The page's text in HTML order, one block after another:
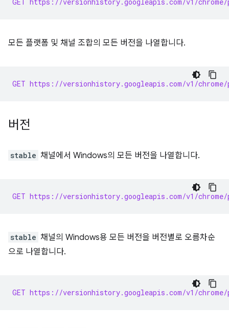
모든 플랫폼 및 채널 조합의 모든 버전을 나열합니다.
GET https://versionhistory.googleapis.com/v1/
버전
stable 채널에서 Windows의 모든 버전을 나열합니다.
GET https://versionhistory.googleapis.com/v1/
stable 채널의 Windows용 모든 버전을 버전별로 오름차순
으로 나열합니다.
GET https://versionhistory.googleapis.com/v1/